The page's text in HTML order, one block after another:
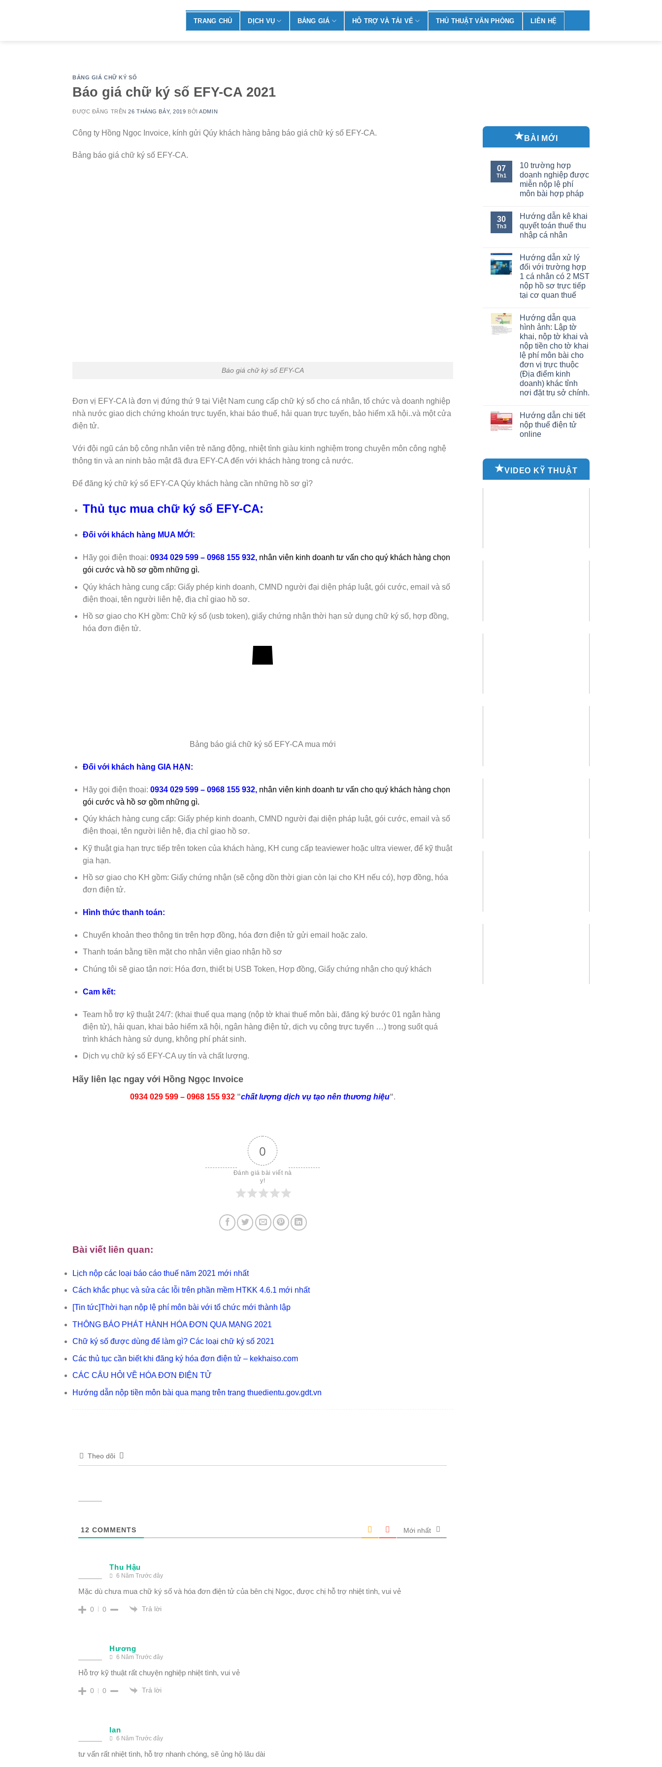
TRANG CHỦ DỊCH VỤ BẢNG GIÁ HỖ TRỢ VÀ TẢI VỂ THỦ THUẬT VĂN PHÒNG LIÊN HỆ
BẢNG GIÁ CHỮ KÝ SỐ
Báo giá chữ ký số EFY-CA 2021
ĐƯỢC ĐĂNG TRÊN26 THÁNG BẢY, 2019 BỞIADMIN
Công ty Hồng Ngọc Invoice, kính gửi Qúy khách hàng bảng báo giá chữ ký số EFY-CA.
Bảng báo giá chữ ký số EFY-CA.
Báo giá chữ ký số EFY-CA
Đơn vị EFY-CA là đơn vị đứng thứ 9 tại Việt Nam cung cấp chữ ký số cho cá nhân, tổ chức và doanh nghiệp
nhà nước giao dịch chứng khoán trực tuyến, khai báo thuế, hải quan trực tuyến, bảo hiểm xã hội..và một cửa
điện tử.
Với đội ngũ cán bộ công nhân viên trẻ năng động, nhiệt tình giàu kinh nghiệm trong chuyên môn công nghệ
thông tin và an ninh bảo mật đã đưa EFY-CA đến với khách hàng trong cả nước.
Để đăng ký chữ ký số EFY-CA Qúy khách hàng cần những hồ sơ gì?
Thủ tục mua chữ ký số EFY-CA:
Đối với khách hàng MUA MỚI:
Hãy gọi điện thoại: 0934 029 599 – 0968 155 932, nhân viên kinh doanh tư vấn cho quý khách hàng chọn
gói cước và hồ sơ gồm những gì.
Qúy khách hàng cung cấp: Giấy phép kinh doanh, CMND người đại diện pháp luật, gói cước, email và số
điện thoại, tên người liên hệ, địa chỉ giao hồ sơ.
Hồ sơ giao cho KH gồm: Chữ ký số (usb token), giấy chứng nhận thời hạn sử dụng chữ ký số, hợp đồng,
hóa đơn điện tử.
Bảng báo giá chữ ký số EFY-CA mua mới
Đối với khách hàng GIA HẠN:
Hãy gọi điện thoại: 0934 029 599 – 0968 155 932, nhân viên kinh doanh tư vấn cho quý khách hàng chọn
gói cước và hồ sơ gồm những gì.
Qúy khách hàng cung cấp: Giấy phép kinh doanh, CMND người đại diện pháp luật, gói cước, email và số
điện thoại, tên người liên hệ, địa chỉ giao hồ sơ.
Kỹ thuật gia hạn trực tiếp trên token của khách hàng, KH cung cấp teaviewer hoặc ultra viewer, để kỹ thuật
gia hạn.
Hồ sơ giao cho KH gồm: Giấy chứng nhận (sẽ cộng dồn thời gian còn lại cho KH nếu có), hợp đồng, hóa
đơn điện tử.
Hình thức thanh toán:
Chuyển khoản theo thông tin trên hợp đồng, hóa đơn điện tử gửi email hoặc zalo.
Thanh toán bằng tiền mặt cho nhân viên giao nhận hồ sơ
Chúng tôi sẽ giao tận nơi: Hóa đơn, thiết bị USB Token, Hợp đồng, Giấy chứng nhận cho quý khách
Cam kết:
Team hỗ trợ kỹ thuật 24/7: (khai thuế qua mạng (nộp tờ khai thuế môn bài, đăng ký bước 01 ngân hàng
điện tử), hải quan, khai bảo hiểm xã hội, ngân hàng điện tử, dịch vụ công trực tuyến …) trong suốt quá
trình khách hàng sử dụng, không phí phát sinh.
Dịch vụ chữ ký số EFY-CA uy tín và chất lượng.
Hãy liên lạc ngay với Hồng Ngọc Invoice
0934 029 599 – 0968 155 932 “chất lượng dịch vụ tạo nên thương hiệu“.
0
Đánh giá bài viết nà
y!
Bài viết liên quan:
Lịch nộp các loại báo cáo thuế năm 2021 mới nhất
Cách khắc phục và sửa các lỗi trên phần mềm HTKK 4.6.1 mới nhất
[Tin tức]Thời hạn nộp lệ phí môn bài với tổ chức mới thành lập
THÔNG BÁO PHÁT HÀNH HÓA ĐƠN QUA MẠNG 2021
Chữ ký số được dùng để làm gì? Các loại chữ ký số 2021
Các thủ tục cần biết khi đăng ký hóa đơn điện tử – kekhaiso.com
CÁC CÂU HỎI VỀ HÓA ĐƠN ĐIỆN TỬ
Hướng dẫn nộp tiền môn bài qua mạng trên trang thuedientu.gov.gdt.vn
Theo dõi
12 COMMENTS Mới nhất
Thu Hậu
6 Năm Trước đây
Mặc dù chưa mua chữ ký số và hóa đơn điện tử của bên chị Ngọc, được chị hỗ trợ nhiệt tình, vui vẻ
0 0 Trả lời
Hương
6 Năm Trước đây
Hỗ trợ kỹ thuật rất chuyện nghiệp nhiệt tình, vui vẻ
0 0 Trả lời
lan
6 Năm Trước đây
tư vấn rất nhiệt tình, hỗ trợ nhanh chóng, sẽ ủng hộ lâu dài
BÀI MỚI
07
Th1
10 trường hợp
doanh nghiệp được
miễn nộp lệ phí
môn bài hợp pháp
30
Th3
Hướng dẫn kê khai
quyết toán thuế thu
nhập cá nhân
Hướng dẫn xử lý
đối với trường hợp
1 cá nhân có 2 MST
nộp hồ sơ trực tiếp
tại cơ quan thuế
Hướng dẫn qua
hình ảnh: Lập tờ
khai, nộp tờ khai và
nộp tiền cho tờ khai
lệ phí môn bài cho
đơn vị trực thuộc
(Địa điểm kinh
doanh) khác tỉnh
nơi đặt trụ sở chính.
Hướng dẫn chi tiết
nộp thuế điện tử
online
VIDEO KỸ THUẬT